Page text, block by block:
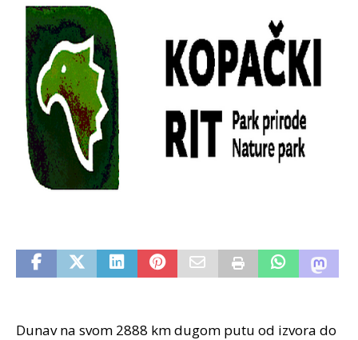
Dunav na svom 2888 km dugom putu od izvora do